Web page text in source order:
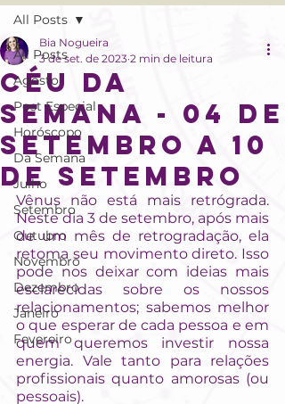
All Posts
Agosto
Post Especial
Horóscopo
Da Semana
Julho
Setembro
Outubro
Novembro
Dezembro
Janeiro
Fevereiro
All Posts
CÉU DA
SEMANA - 04 DE
SETEMBRO A 10
DE SETEMBRO
Bia Nogueira
3 de set. de 2023 2 min de leitura
Vênus não está mais retrógrada.
Neste dia 3 de setembro, após mais
de um mês de retrogradação, ela
retoma seu movimento direto. Isso
pode nos deixar com ideias mais
esclarecidas sobre os nossos
relacionamentos; sabemos melhor
o que esperar de cada pessoa e em
quem queremos investir nossa
energia. Vale tanto para relações
profissionais quanto amorosas (ou
pessoais).